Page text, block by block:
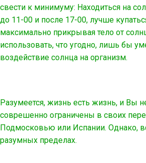
свести к минимуму: Находиться на
до 11-00 и после 17-00, лучше
максимально прикрывая тело от
использовать, что угодно, лишь бы
воздействие солнца на организм.
Разумеется, жизнь есть жизнь, и Вы
соврешенно ограничены в своих
Подмосковью или Испании. Однако,
разумных пределах.